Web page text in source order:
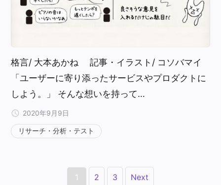
格言/ 大本あかね 記事・イラスト/ コソバマイ
「ユーザーに寄り添ったサービスやプロダクトに
しよう。」 そんな想いを持って…
2020年9月9日
リサーチ・分析・テスト
1 2 3 Next